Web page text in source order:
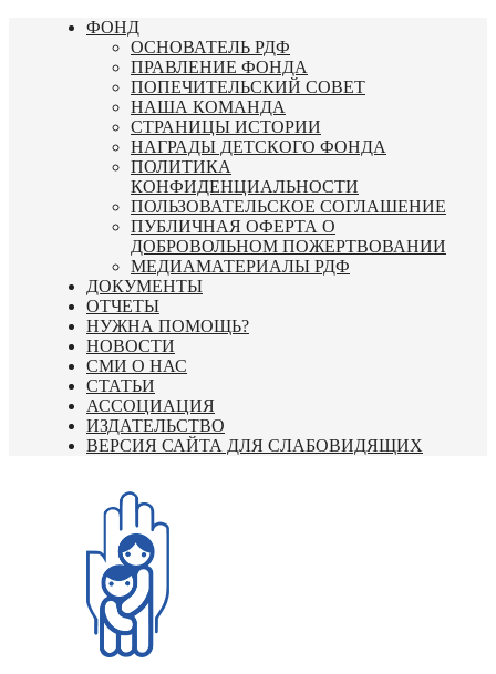
Перейти
ФОНД
ОСНОВАТЕЛЬ РДФ
ПРАВЛЕНИЕ ФОНДА
ПОПЕЧИТЕЛЬСКИЙ СОВЕТ
НАША КОМАНДА
СТРАНИЦЫ ИСТОРИИ
НАГРАДЫ ДЕТСКОГО ФОНДА
ПОЛИТИКА
КОНФИДЕНЦИАЛЬНОСТИ
ПОЛЬЗОВАТЕЛЬСКОЕ СОГЛАШЕНИЕ
ПУБЛИЧНАЯ ОФЕРТА О
ДОБРОВОЛЬНОМ ПОЖЕРТВОВАНИИ
МЕДИАМАТЕРИАЛЫ РДФ
ДОКУМЕНТЫ
ОТЧЕТЫ
НУЖНА ПОМОЩЬ?
НОВОСТИ
СМИ О НАС
СТАТЬИ
АССОЦИАЦИЯ
ИЗДАТЕЛЬСТВО
ВЕРСИЯ САЙТА ДЛЯ СЛАБОВИДЯЩИХ